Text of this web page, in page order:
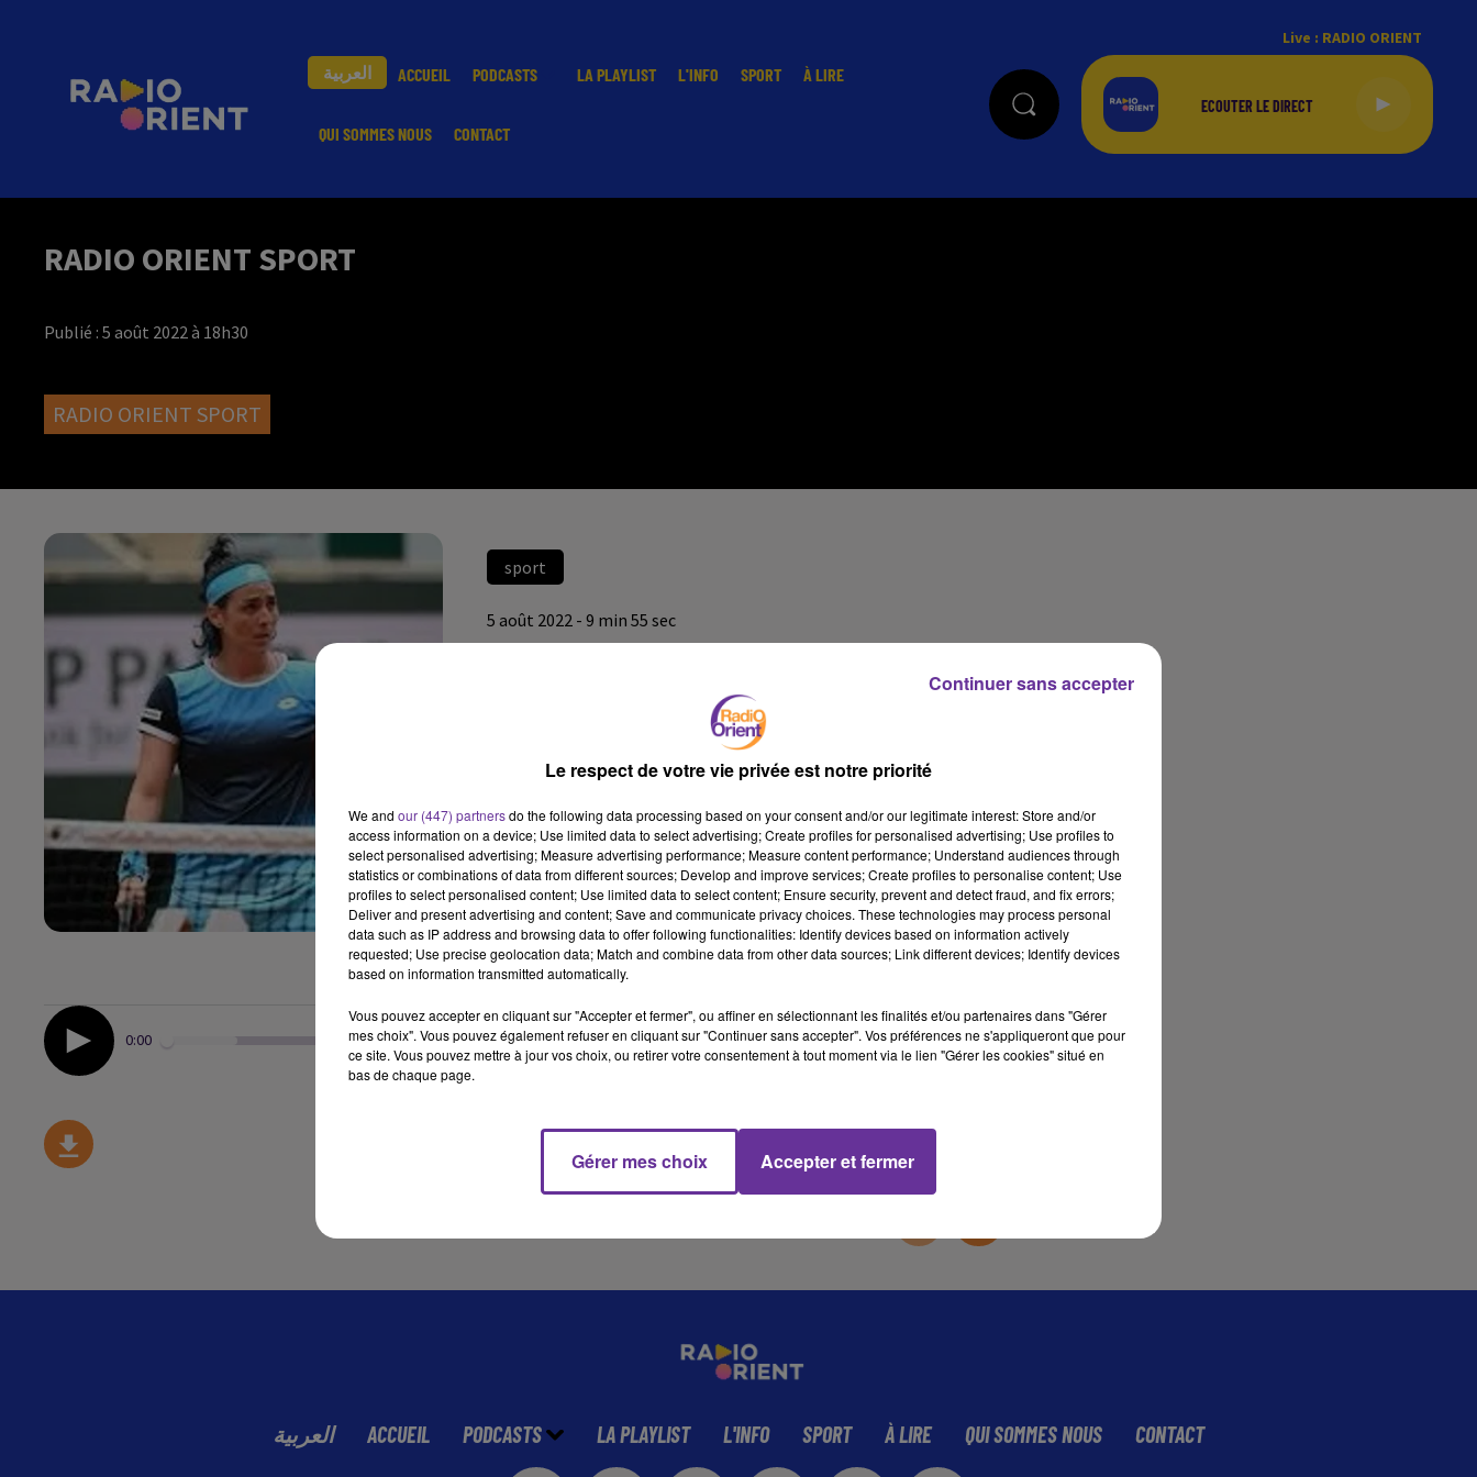
العربية ACCUEIL PODCASTS LA PLAYLIST L'INFO SPORT À LIRE
QUI SOMMES NOUS CONTACT
Live : RADIO ORIENT
RADIO ORIENT SPORT
Publié : 5 août 2022 à 18h30
RADIO ORIENT SPORT
sport
5 août 2022 - 9 min 55 sec
Dans notre édition de ce vendredi la championne tunisienne du
quarts de finales du tournoi de Stanford après avoir battu
l’Américaine Madison Keys
0:00 9 min 55 sec
العربية ACCUEIL PODCASTS LA PLAYLIST L'INFO SPORT À LIRE QUI SOMMES NOUS CONTACT
Le respect de votre vie privée est notre priorité
We and our (447) partnersdo the following data processing based on your consent and/or our legitimate interest: Store and/or
access information on a device; Use limited data to select advertising; Create profiles for personalised advertising; Use profiles to
select personalised advertising; Measure advertising performance; Measure content performance; Understand audiences through
statistics or combinations of data from different sources; Develop and improve services; Create profiles to personalise content; Use
profiles to select personalised content; Use limited data to select content; Ensure security, prevent and detect fraud, and fix errors;
Deliver and present advertising and content; Save and communicate privacy choices. These technologies may process personal
data such as IP address and browsing data to offer following functionalities: Identify devices based on information actively
requested; Use precise geolocation data; Match and combine data from other data sources; Link different devices; Identify devices
based on information transmitted automatically.
Vous pouvez accepter en cliquant sur "Accepter et fermer", ou affiner en sélectionnant les finalités et/ou partenaires dans "Gérer
mes choix". Vous pouvez également refuser en cliquant sur "Continuer sans accepter". Vos préférences ne s'appliqueront que pour
ce site. Vous pouvez mettre à jour vos choix, ou retirer votre consentement à tout moment via le lien "Gérer les cookies" situé en
bas de chaque page.
Gérer mes choix Accepter et fermer
Continuer sans accepter